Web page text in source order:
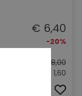
€ 6,40
-20%
€ 8,00
Sconto: € 1,60